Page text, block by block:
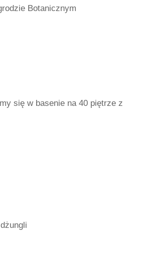
Botanicznym
się w basenie na 40 piętrze z